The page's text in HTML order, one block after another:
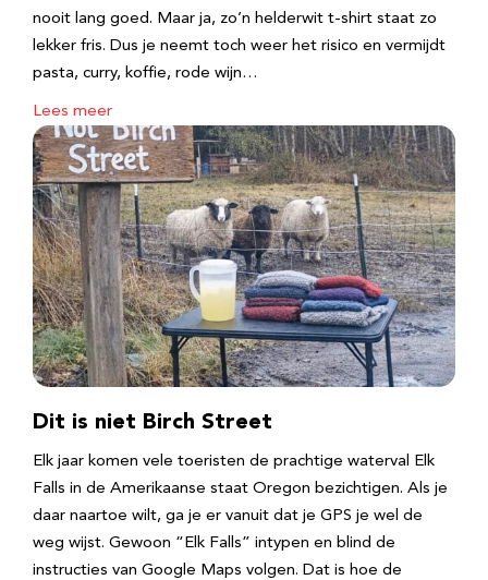
nooit lang goed. Maar ja, zo’n helderwit t-shirt staat zo
lekker fris. Dus je neemt toch weer het risico en vermijdt
pasta, curry, koffie, rode wijn…
Lees meer
Dit is niet Birch Street
Elk jaar komen vele toeristen de prachtige waterval Elk
Falls in de Amerikaanse staat Oregon bezichtigen. Als je
daar naartoe wilt, ga je er vanuit dat je GPS je wel de
weg wijst. Gewoon “Elk Falls” intypen en blind de
instructies van Google Maps volgen. Dat is hoe de